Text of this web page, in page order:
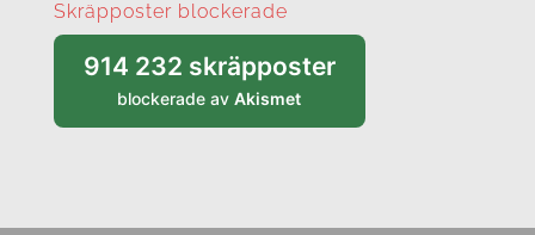
Skräpposter blockerade
914 232 skräpposter
blockerade avAkismet